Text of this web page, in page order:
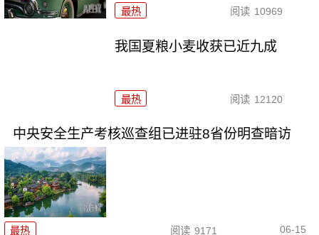
最热 阅读 10969
我国夏粮小麦收获已近九成
最热 阅读 12120
中央安全生产考核巡查组已进驻8省份明查暗访
最热 阅读 9171 06-15